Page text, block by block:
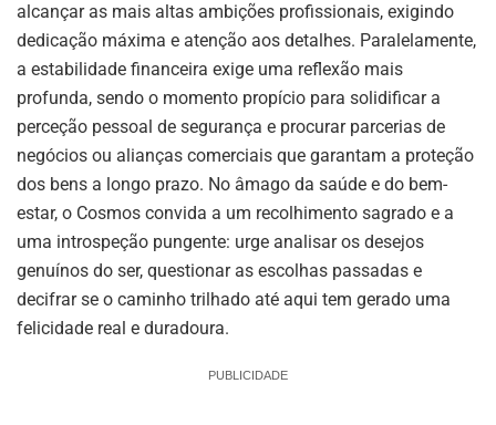
alcançar as mais altas ambições profissionais, exigindo
dedicação máxima e atenção aos detalhes. Paralelamente,
a estabilidade financeira exige uma reflexão mais
profunda, sendo o momento propício para solidificar a
perceção pessoal de segurança e procurar parcerias de
negócios ou alianças comerciais que garantam a proteção
dos bens a longo prazo. No âmago da saúde e do bem-
estar, o Cosmos convida a um recolhimento sagrado e a
uma introspeção pungente: urge analisar os desejos
genuínos do ser, questionar as escolhas passadas e
decifrar se o caminho trilhado até aqui tem gerado uma
felicidade real e duradoura.
PUBLICIDADE